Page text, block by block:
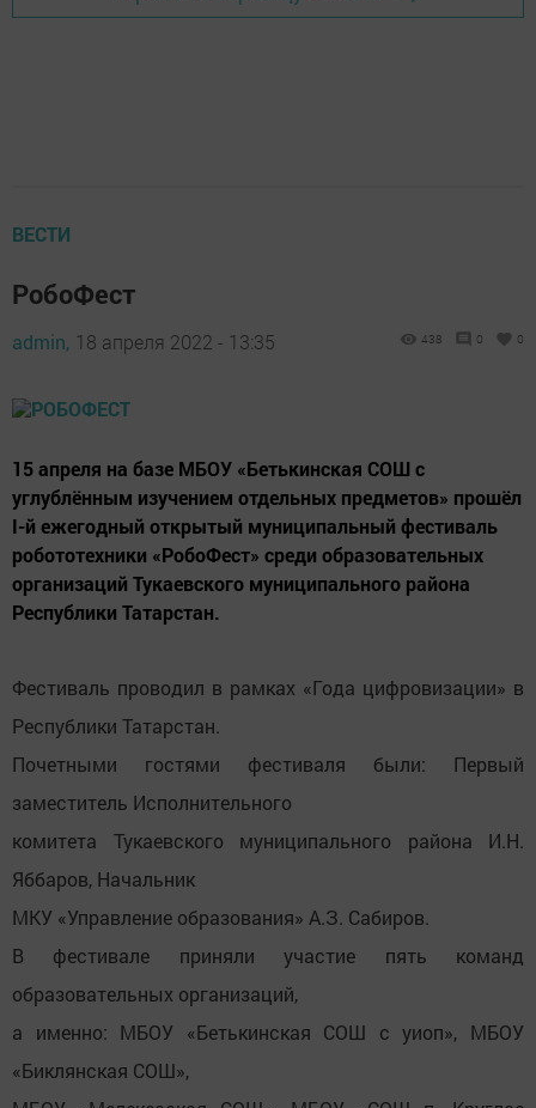
ВЕСТИ
РобоФест
admin, 18 апреля 2022 - 13:35 438 0 0
15 апреля на базе МБОУ «Бетькинская СОШ с
углублённым изучением отдельных предметов» прошёл
I-й ежегодный открытый муниципальный фестиваль
робототехники «РобоФест» среди образовательных
организаций Тукаевского муниципального района
Республики Татарстан.
Фестиваль проводил в рамках «Года цифровизации» в
Республики Татарстан.
Почетными гостями фестиваля были: Первый
заместитель Исполнительного
комитета Тукаевского муниципального района И.Н.
Яббаров, Начальник
МКУ «Управление образования» А.З. Сабиров.
В фестивале приняли участие пять команд
образовательных организаций,
а именно: МБОУ «Бетькинская СОШ с уиоп», МБОУ
«Биклянская СОШ»,